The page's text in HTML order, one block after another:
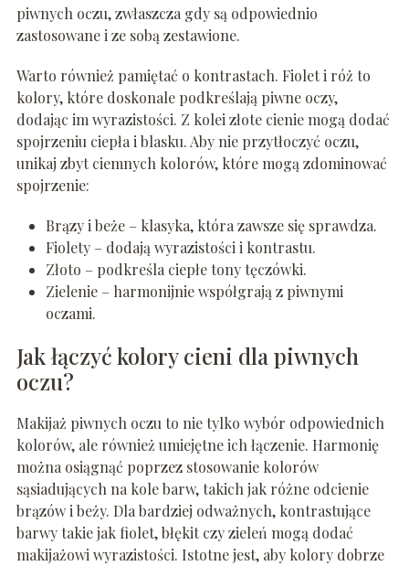
piwnych oczu, zwłaszcza gdy są odpowiednio
zastosowane i ze sobą zestawione.
Warto również pamiętać o kontrastach. Fiolet i róż to
kolory, które doskonale podkreślają piwne oczy,
dodając im wyrazistości. Z kolei złote cienie mogą dodać
spojrzeniu ciepła i blasku. Aby nie przytłoczyć oczu,
unikaj zbyt ciemnych kolorów, które mogą zdominować
spojrzenie:
Brązy i beże – klasyka, która zawsze się sprawdza.
Fiolety – dodają wyrazistości i kontrastu.
Złoto – podkreśla ciepłe tony tęczówki.
Zielenie – harmonijnie współgrają z piwnymi
oczami.
Jak łączyć kolory cieni dla piwnych
oczu?
Makijaż piwnych oczu to nie tylko wybór odpowiednich
kolorów, ale również umiejętne ich łączenie. Harmonię
można osiągnąć poprzez stosowanie kolorów
sąsiadujących na kole barw, takich jak różne odcienie
brązów i beży. Dla bardziej odważnych, kontrastujące
barwy takie jak fiolet, błękit czy zieleń mogą dodać
makijażowi wyrazistości. Istotne jest, aby kolory dobrze